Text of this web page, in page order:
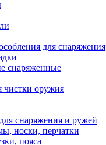
для снаряжения
снаряженные
чистки оружия
снаряжения и ружей
носки, перчатки
пояса